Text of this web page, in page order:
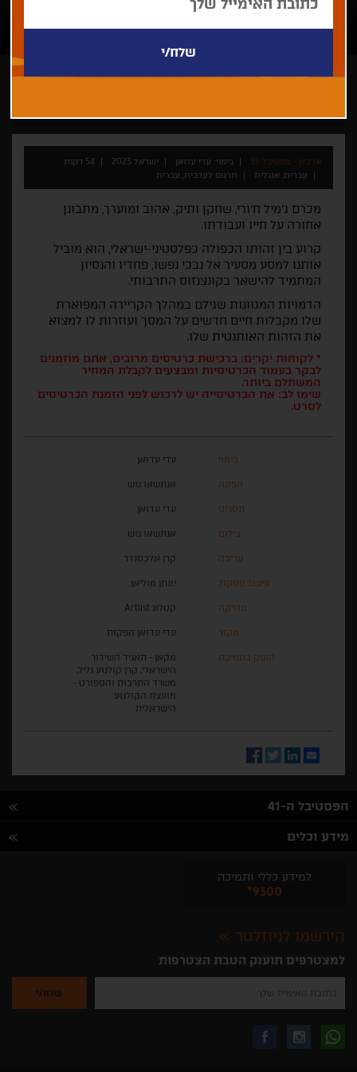
ארכיון - פסטיבל 39 בימוי: עדי עדואן ישראל 2023
54 דקות
עברית, אנגלית
תרגום לערבית, עברית
מכרם ג'מיל ח'ורי, שחקן ותיק, אהוב ומוערך, מתבונן
אחורה על חייו ועבודתו.
קרוע בין זהותו הכפולה כפלסטיני-ישראלי, הוא מוביל
אותנו למסע מסעיר אל נבכי נפשו, פחדיו והנסיון
המתמיד להישאר בקונצנזוס התרבותי.
הדמויות המגוונות שגילם במהלך הקריירה המפוארת
שלו מקבלות חיים חדשים על המסך ועוזרות לו למצוא
את הזהות האותנטית שלו.
* לקוחות יקרים: ברכישת כרטיסים מרובים, אתם מוזמנים
לבקר בעמוד הכרטיסיות ומבצעים לקבלת המחיר
המשתלם ביותר.
שימו לב: את הכרטיסייה יש לרכוש לפני הזמנת הכרטיסים
לסרט.
בימוי עדי עדואן
הפקה אנתשאו גוש
תסריט עדי עדואן
צילום אנתשאו גוש
עריכה קרן אלכסנדר
עיצוב פסקול יונתן מוליאן
מוזיקה קטלוג Artlist
מקור עדי עדואן הפקות
הופק בתמיכת
מקאן - תאגיד השידור
הישראלי, קרן קולנוע גליל,
משרד התרבות והספורט -
מועצת הקולנוע
הישראלית
Email
LinkedIn
Twitter
Facebook
הפסטיבל ה-41
מידע וכלים
למידע כללי ותמיכה
*9300
הירשמו לניוזלטר
למצטרפים תוענק הטבת הצטרפות
להזין
שלך
להרשמה
לקבלת עקבו